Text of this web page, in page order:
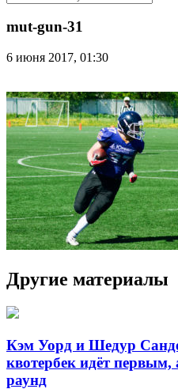
mut-gun-31
6 июня 2017, 01:30
Другие материалы
Кэм Уорд и Шедур
квотербек идёт
раунд